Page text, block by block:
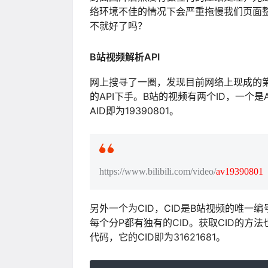
络环境不佳的情况下会严重拖慢我们页面
不就好了吗？
B站视频解析API
网上搜寻了一圈，发现目前网络上现成
的API下手。B站的视频有两个ID，一个
AID即为19390801。
https://www.bilibili.com/video/av19390801
另外一个为CID，CID是B站视频的唯一
每个分P都有独有的CID。获取CID的方
代码，它的CID即为31621681。